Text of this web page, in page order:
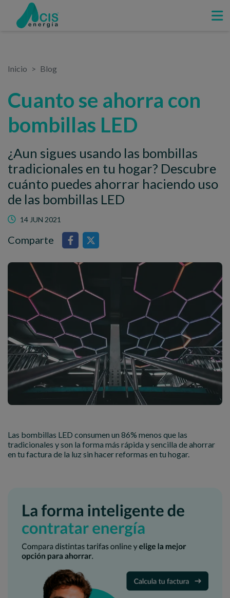
Inicio Blog
Cuanto se ahorra con
bombillas LED
¿Aun sigues usando las bombillas
tradicionales en tu hogar? Descubre
cuánto puedes ahorrar haciendo uso
de las bombillas LED
14 JUN 2021
Comparte
Las bombillas LED consumen un 86% menos que las
tradicionales y son la forma más rápida y sencilla de ahorrar
en tu factura de la luz sin hacer reformas en tu hogar.